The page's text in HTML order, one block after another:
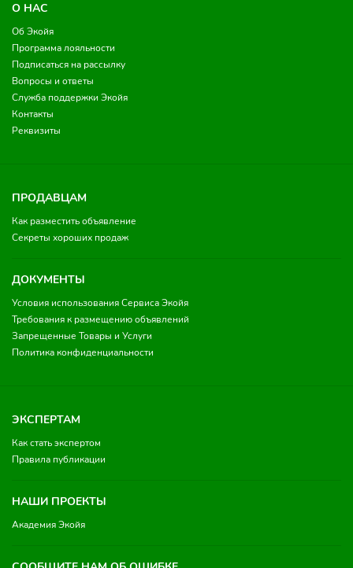
О НАС
Об Экойя
Программа лояльности
Подписаться на рассылку
Вопросы и ответы
Служба поддержки Экойя
Контакты
Реквизиты
ПРОДАВЦАМ
Как разместить объявление
Секреты хороших продаж
ДОКУМЕНТЫ
Условия использования Сервиса Экойя
Требования к размещению объявлений
Запрещенные Товары и Услуги
Политика конфиденциальности
ЭКСПЕРТАМ
Как стать экспертом
Правила публикации
НАШИ ПРОЕКТЫ
Академия Экойя